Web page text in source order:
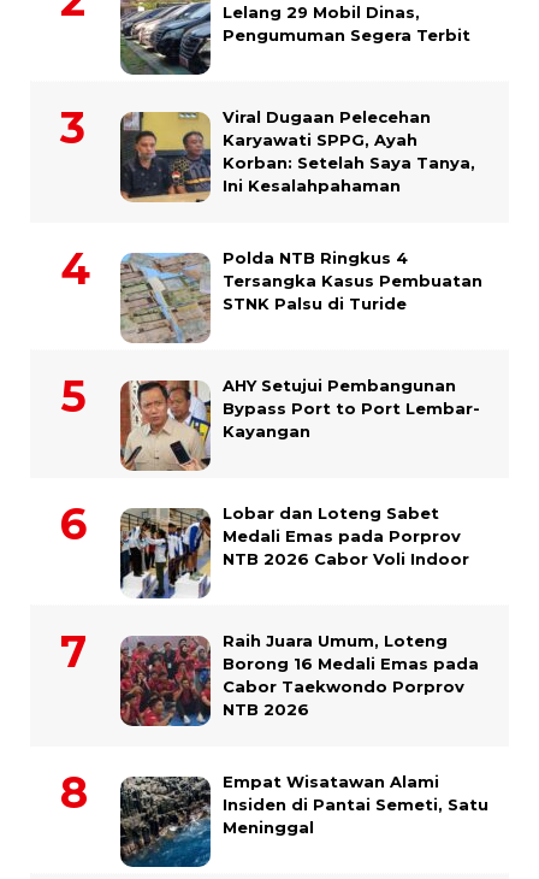
Lelang 29 Mobil Dinas,
Pengumuman Segera Terbit
Viral Dugaan Pelecehan
Karyawati SPPG, Ayah
Korban: Setelah Saya Tanya,
Ini Kesalahpahaman
Polda NTB Ringkus 4
Tersangka Kasus Pembuatan
STNK Palsu di Turide
AHY Setujui Pembangunan
Bypass Port to Port Lembar-
Kayangan
Lobar dan Loteng Sabet
Medali Emas pada Porprov
NTB 2026 Cabor Voli Indoor
Raih Juara Umum, Loteng
Borong 16 Medali Emas pada
Cabor Taekwondo Porprov
NTB 2026
Empat Wisatawan Alami
Insiden di Pantai Semeti, Satu
Meninggal